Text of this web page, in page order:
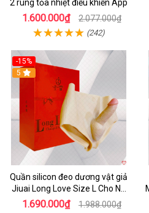
2 rung tỏa nhiệt điều khiển App
1.600.000₫ 2.077.000₫
(242)
-15%
5
Quần silicon đeo dương vật giả
Jiuai Long Love Size L Cho Nữ
Đồng Tính
1.690.000₫ 1.988.000₫